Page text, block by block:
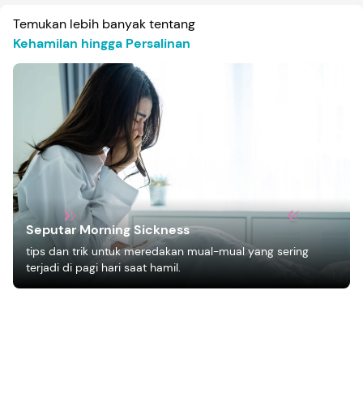
Temukan lebih banyak tentang
Kehamilan hingga Persalinan
Seputar Morning Sickness
tips dan trik untuk meredakan mual-mual yang sering
terjadi di pagi hari saat hamil.